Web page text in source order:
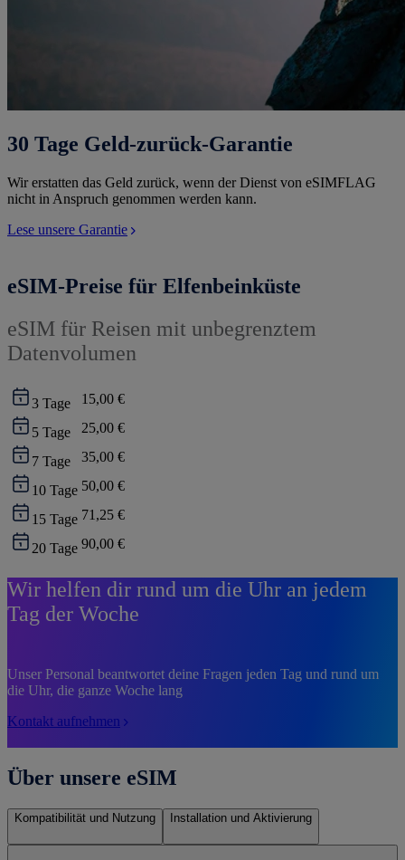
30 Tage Geld-zurück-Garantie
Wir erstatten das Geld zurück, wenn der Dienst von eSIMFLAG
nicht in Anspruch genommen werden kann.
Lese unsere Garantie
eSIM-Preise für Elfenbeinküste
eSIM für Reisen mit unbegrenztem
Datenvolumen
3 Tage 15,00 €
5 Tage 25,00 €
7 Tage 35,00 €
10 Tage 50,00 €
15 Tage 71,25 €
20 Tage 90,00 €
Wir helfen dir rund um die Uhr an jedem
Tag der Woche
Unser Personal beantwortet deine Fragen jeden Tag und rund um
die Uhr, die ganze Woche lang
Kontakt aufnehmen
Über unsere eSIM
Kompatibilität und Nutzung Installation und Aktivierung